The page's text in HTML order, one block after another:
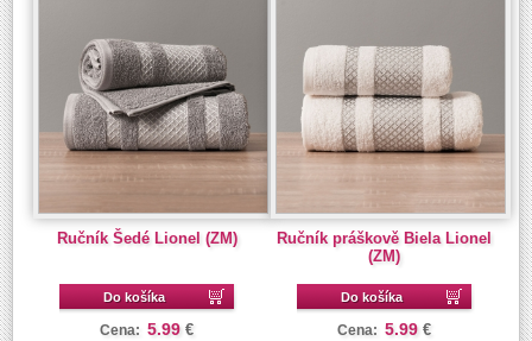
Ručník Šedé Lionel (ZM)
Do košíka
Cena: 5.99 €
Ručník práškově Biela Lionel
(ZM)
Do košíka
Cena: 5.99 €